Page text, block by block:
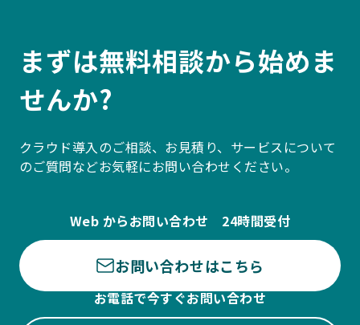
まずは無料相談から始めま
せんか?
クラウド導入のご相談、お見積り、サービスについて
のご質問などお気軽にお問い合わせください。
Web からお問い合わせ 24時間受付
お問い合わせはこちら
お電話で今すぐお問い合わせ